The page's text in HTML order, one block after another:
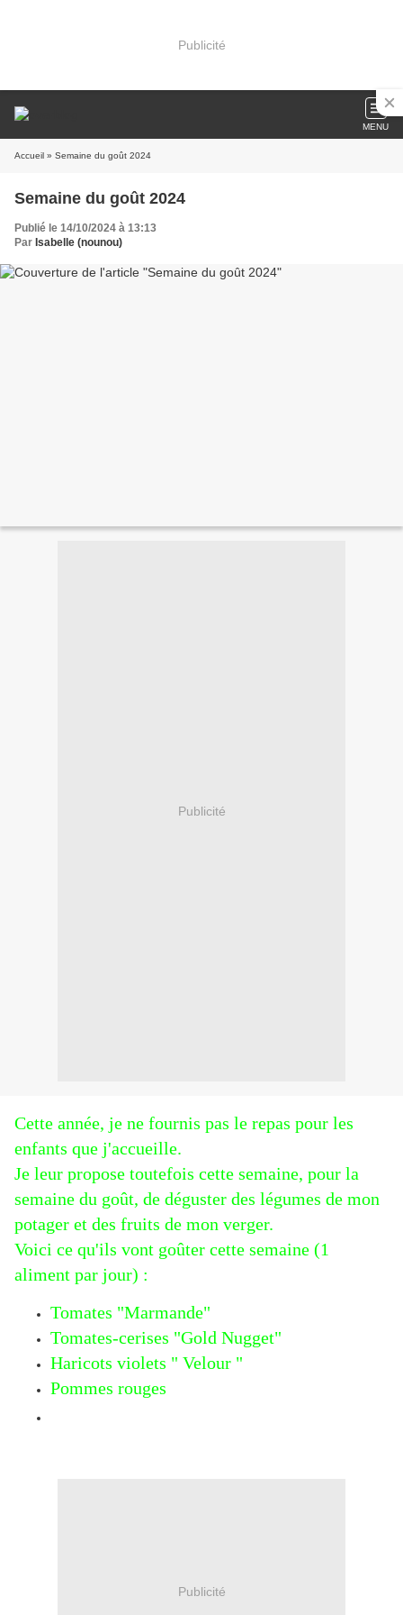
Publicité
MENU
Accueil » Semaine du goût 2024
Semaine du goût 2024
Publié le 14/10/2024 à 13:13
Par Isabelle (nounou)
Publicité
Cette année, je ne fournis pas le repas pour les
enfants que j'accueille.
Je leur propose toutefois cette semaine, pour la
semaine du goût, de déguster des légumes de mon
potager et des fruits de mon verger.
Voici ce qu'ils vont goûter cette semaine (1
aliment par jour) :
Tomates "Marmande"
Tomates-cerises "Gold Nugget"
Haricots violets " Velour "
Pommes rouges
Publicité